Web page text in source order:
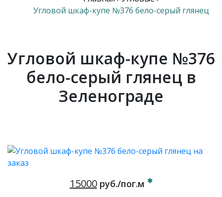
Угловой шкаф-купе №376 бело-серый глянец
Угловой шкаф-купе №376
бело-серый глянец в
Зеленограде
15000руб./пог.м